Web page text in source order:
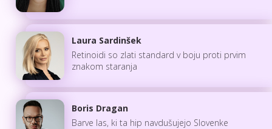
Laura Sardinšek
Retinoidi so zlati standard v boju proti prvim
znakom staranja
Boris Dragan
Barve las, ki ta hip navdušujejo Slovenke